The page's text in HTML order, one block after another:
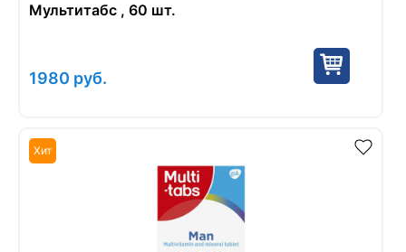
Мультитабс , 60 шт.
1980 руб.
Хит